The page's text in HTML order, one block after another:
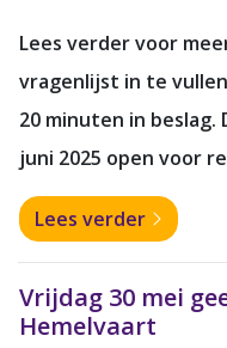
Lees verder voor
vragenlijst in te
20 minuten in
juni 2025 open voor
Lees verder
Vrijdag 30 mei
Hemelvaart